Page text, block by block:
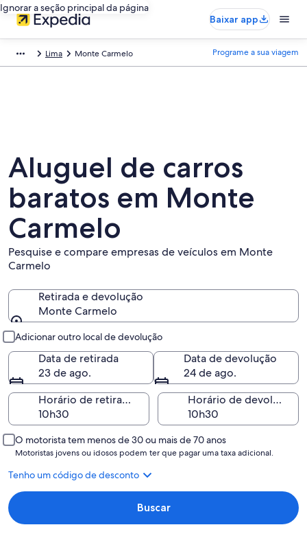
Ignorar a seção principal da página
Baixar app
Lima Monte Carmelo Programe a sua viagem
Aluguel de carros
baratos em Monte
Carmelo
Pesquise e compare empresas de veículos em Monte
Carmelo
Retirada e devolução
Monte Carmelo
Adicionar outro local de devolução
Data de retirada
23 de ago.
Data de devolução
24 de ago.
Horário de retirada
Horário de devolução
O motorista tem menos de 30 ou mais de 70 anos
Motoristas jovens ou idosos podem ter que pagar uma taxa adicional.
Tenho um código de desconto
Buscar